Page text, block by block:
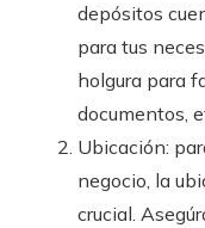
depósitos
para tus
holgura para
documentos,
Ubicación:
negocio, la
crucial.